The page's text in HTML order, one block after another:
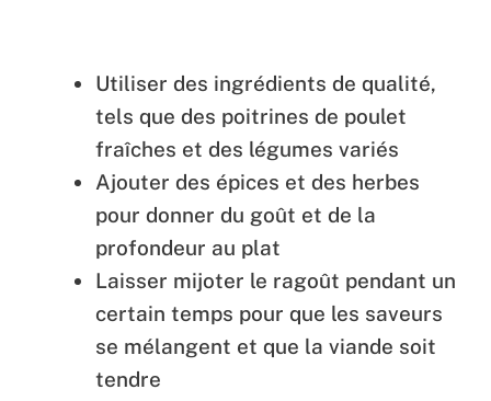
Utiliser des ingrédients de qualité,
tels que des poitrines de poulet
fraîches et des légumes variés
Ajouter des épices et des herbes
pour donner du goût et de la
profondeur au plat
Laisser mijoter le ragoût pendant un
certain temps pour que les saveurs
se mélangent et que la viande soit
tendre